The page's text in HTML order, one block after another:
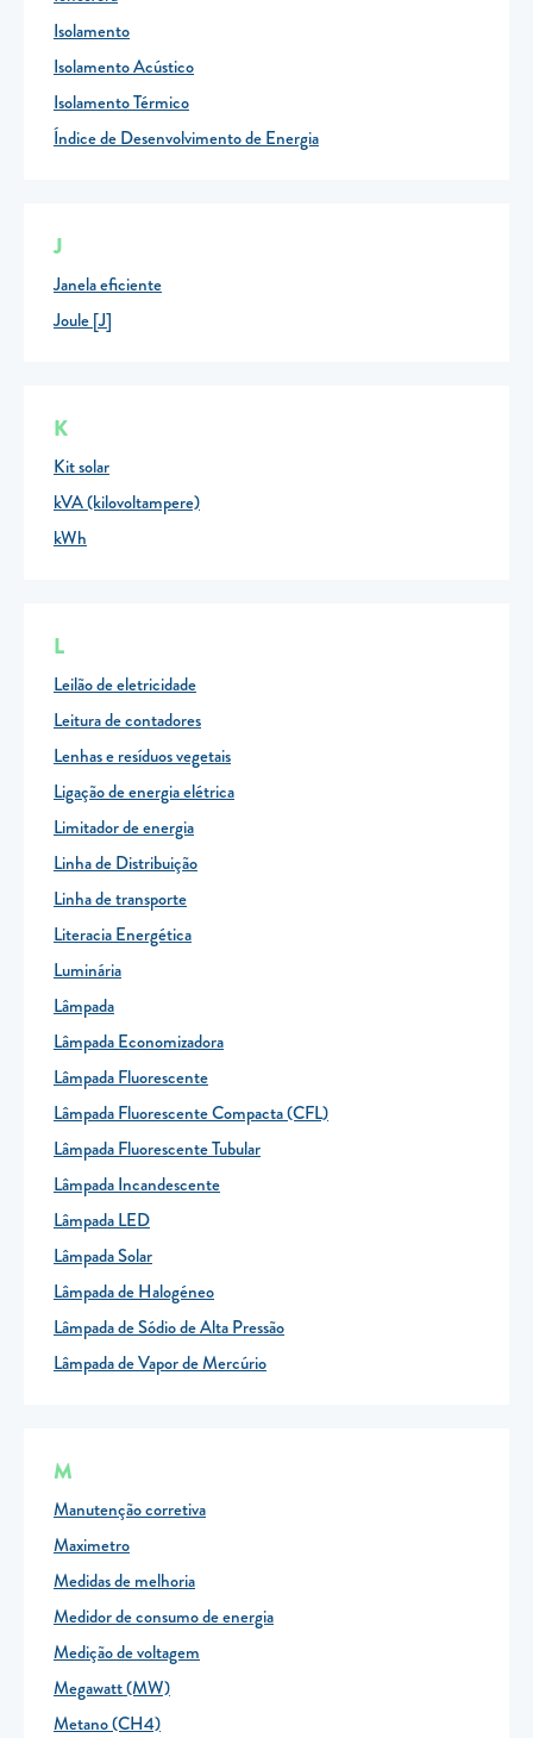
Isolamento
Isolamento Acústico
Isolamento Térmico
Índice de Desenvolvimento de Energia
J
Janela eficiente
Joule [J]
K
Kit solar
kVA (kilovoltampere)
kWh
L
Leilão de eletricidade
Leitura de contadores
Lenhas e resíduos vegetais
Ligação de energia elétrica
Limitador de energia
Linha de Distribuição
Linha de transporte
Literacia Energética
Luminária
Lâmpada
Lâmpada Economizadora
Lâmpada Fluorescente
Lâmpada Fluorescente Compacta (CFL)
Lâmpada Fluorescente Tubular
Lâmpada Incandescente
Lâmpada LED
Lâmpada Solar
Lâmpada de Halogéneo
Lâmpada de Sódio de Alta Pressão
Lâmpada de Vapor de Mercúrio
M
Manutenção corretiva
Maximetro
Medidas de melhoria
Medidor de consumo de energia
Medição de voltagem
Megawatt (MW)
Metano (CH4)